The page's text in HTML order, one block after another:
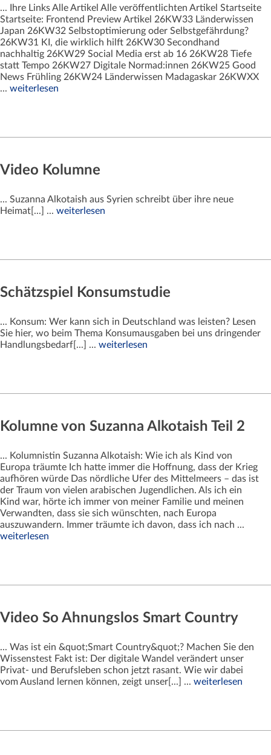
... Ihre Links Alle Artikel Alle veröffentlichten Artikel Startseite
Startseite: Frontend Preview Artikel 26KW33 Länderwissen
Japan 26KW32 Selbstoptimierung oder Selbstgefährdung?
26KW31 KI, die wirklich hilft 26KW30 Secondhand
nachhaltig 26KW29 Social Media erst ab 16 26KW28 Tiefe
statt Tempo 26KW27 Digitale Normad:innen 26KW25 Good
News Frühling 26KW24 Länderwissen Madagaskar 26KWXX
... weiterlesen
Video Kolumne
... Suzanna Alkotaish aus Syrien schreibt über ihre neue
Heimat[...] ... weiterlesen
Schätzspiel Konsumstudie
... Konsum: Wer kann sich in Deutschland was leisten? Lesen
Sie hier, wo beim Thema Konsumausgaben bei uns dringender
Handlungsbedarf[...] ... weiterlesen
Kolumne von Suzanna Alkotaish Teil 2
... Kolumnistin Suzanna Alkotaish: Wie ich als Kind von
Europa träumte Ich hatte immer die Hoffnung, dass der Krieg
aufhören würde Das nördliche Ufer des Mittelmeers – das ist
der Traum von vielen arabischen Jugendlichen. Als ich ein
Kind war, hörte ich immer von meiner Familie und meinen
Verwandten, dass sie sich wünschten, nach Europa
auszuwandern. Immer träumte ich davon, dass ich nach ...
weiterlesen
Video So Ahnungslos Smart Country
... Was ist ein &quot;Smart Country&quot;? Machen Sie den
Wissenstest Fakt ist: Der digitale Wandel verändert unser
Privat- und Berufsleben schon jetzt rasant. Wie wir dabei
vom Ausland lernen können, zeigt unser[...] ... weiterlesen